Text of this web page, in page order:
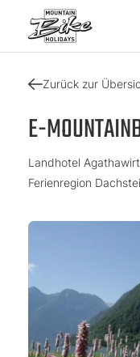
Zurück zur
E-
Landhotel
Ferienregion